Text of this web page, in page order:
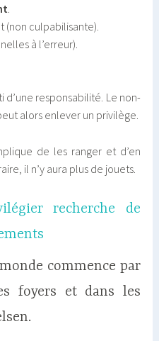
(non culpabilisante).
à l’erreur).
d’une responsabilité. Le non-
alors enlever un privilège.
de les ranger et d’en
il n’y aura plus de jouets.
recherche de
commence par
foyers et dans les